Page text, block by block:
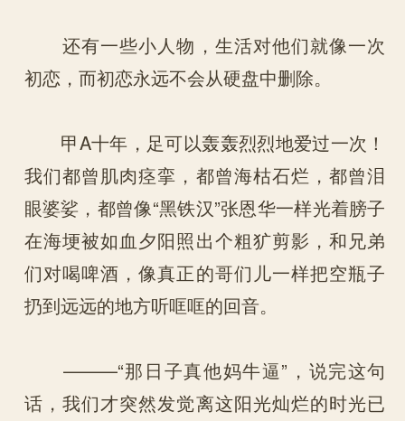
还有一些小人物，生活对他们就像一次
初恋，而初恋永远不会从硬盘中删除。
甲A十年，足可以轰轰烈烈地爱过一次！
我们都曾肌肉痉挛，都曾海枯石烂，都曾泪
眼婆娑，都曾像“黑铁汉”张恩华一样光着膀子
在海埂被如血夕阳照出个粗犷剪影，和兄弟
们对喝啤酒，像真正的哥们儿一样把空瓶子
扔到远远的地方听哐哐的回音。
———“那日子真他妈牛逼”，说完这句
话，我们才突然发觉离这阳光灿烂的时光已